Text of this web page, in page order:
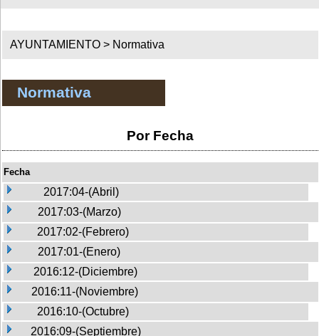
AYUNTAMIENTO > Normativa
Normativa
Por Fecha
Fecha
2017:04-(Abril)
2017:03-(Marzo)
2017:02-(Febrero)
2017:01-(Enero)
2016:12-(Diciembre)
2016:11-(Noviembre)
2016:10-(Octubre)
2016:09-(Septiembre)